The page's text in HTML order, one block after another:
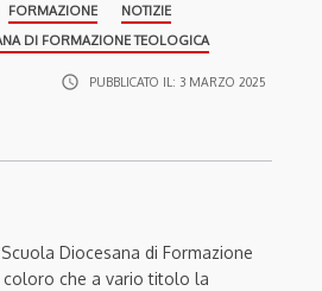
FORMAZIONE
NOTIZIE
DI FORMAZIONE TEOLOGICA
access_time PUBBLICATO IL: 3 MARZO 2025
Diocesana di Formazione
che a vario titolo la